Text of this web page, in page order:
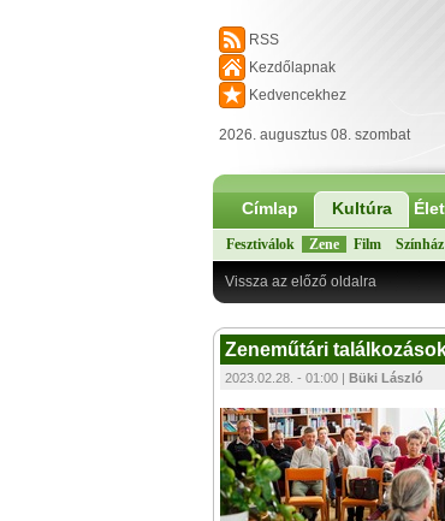
RSS
Kezdőlapnak
Kedvencekhez
2026. augusztus 08. szombat
Címlap Kultúra
Fesztiválok Zene Film Színház
Vissza az előző oldalra
Zeneműtári
2023.02.28. - 01:00 | Büki László